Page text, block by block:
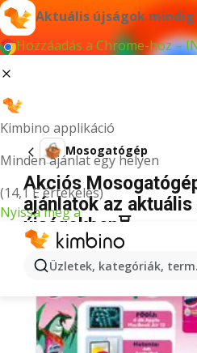
Aktuális újságok mindig
Hozzáadás a Chrome-hoz –
Kimbino applikáció
Minden ajánlat egy helyen
(14,1 E értékelés)
Nyissa meg a
Üzletek, kategóriák,
Mosogatógép
Akciós
ajánlatok az
újságokban⏳